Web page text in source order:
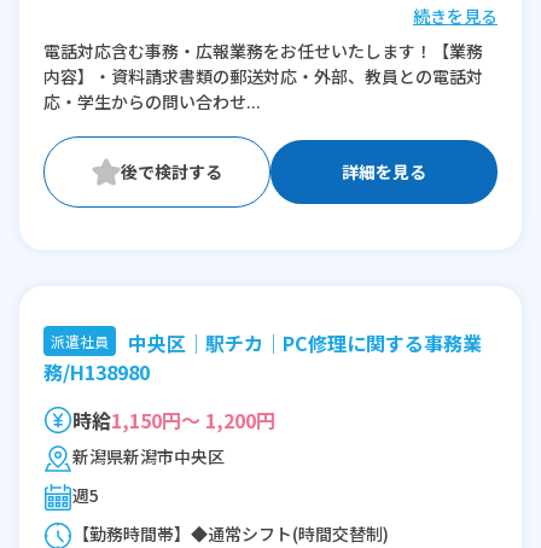
続きを見る
電話対応含む事務・広報業務をお任せいたします！【業務
内容】・資料請求書類の郵送対応・外部、教員との電話対
応・学生からの問い合わせ...
詳細を見る
派遣社員
中央区│駅チカ│PC修理に関する事務業
務/H138980
時給1,150円～ 1,200円
新潟県新潟市中央区
週5
【勤務時間帯】◆通常シフト(時間交替制)